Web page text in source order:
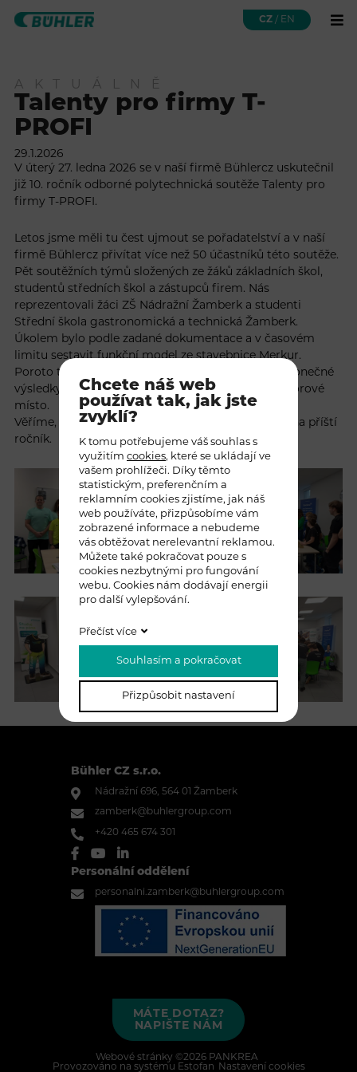
CZ / EN
AKTUÁLNĚ
Talenty pro firmy T-
PROFI
29.1.2026
V úterý 27. ledna 2026 se v naší firmě Bühlerczuskutečnil
již 10. ročník odborné polytechnická soutěže Talenty pro
firmy T-PROFI.
Letos jsme měli tu čest ujmout se pořadatelství a v naší
firmě Bühlercz přivítat více než 50 účastníků této soutěže.
Pět soutěžních týmů složených ze žáků základních škol,
studentů středních škol a zástupců firem. Nás
reprezentovali žáci ZŠ Nádražní Žamberk a studenti
Střední škola gastronomická a technická Žamberk.
Úkolem bylo podle zadané dokumentace a v časovém
limitu sestavit funkční model ze stavebnice Merkur.
Poroto to tentokrát neměla vůbec jednoduché a konečné
výsledky byly velmi těsné. Náš tým obsadil bramborové
místo.
Věříme, že si všichni soutěžní den užili a již se těší na příští
ročník.
Bühler CZ s.r.o.
Nádražní 696, 564 01 Žamberk
zamberk@buhlergroup.com
+420 465 674 301
Personální oddělení
personalni.zamberk@buhlergroup.com
MÁTE DOTAZ?
NAPIŠTE NÁM
Webové stránky ©2026 PANKREA
Provozováno na systému Estofan
Nastavení cookies
Chcete náš web
používat tak, jak jste
zvyklí?
K tomu potřebujeme váš souhlas s
využitím cookies, které se ukládají ve
vašem prohlížeči. Díky těmto
statistickým, preferenčním a
reklamním cookies zjistíme, jak náš
web používáte, přizpůsobíme vám
zobrazené informace a nebudeme
vás obtěžovat nerelevantní reklamou.
Můžete také pokračovat pouze s
cookies nezbytnými pro fungování
webu. Cookies nám dodávají energii
pro další vylepšování.
Přečíst více
Souhlasím a pokračovat
Přizpůsobit nastavení